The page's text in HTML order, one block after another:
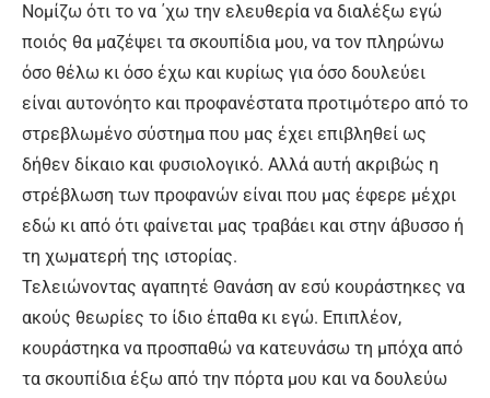
Νομίζω ότι το να ΄χω την ελευθερία να διαλέξω εγώ
ποιός θα μαζέψει τα σκουπίδια μου, να τον πληρώνω
όσο θέλω κι όσο έχω και κυρίως για όσο δουλεύει
είναι αυτονόητο και προφανέστατα προτιμότερο από το
στρεβλωμένο σύστημα που μας έχει επιβληθεί ως
δήθεν δίκαιο και φυσιολογικό. Αλλά αυτή ακριβώς η
στρέβλωση των προφανών είναι που μας έφερε μέχρι
εδώ κι από ότι φαίνεται μας τραβάει και στην άβυσσο ή
τη χωματερή της ιστορίας.
Τελειώνοντας αγαπητέ Θανάση αν εσύ κουράστηκες να
ακούς θεωρίες το ίδιο έπαθα κι εγώ. Επιπλέον,
κουράστηκα να προσπαθώ να κατευνάσω τη μπόχα από
τα σκουπίδια έξω από την πόρτα μου και να δουλεύω